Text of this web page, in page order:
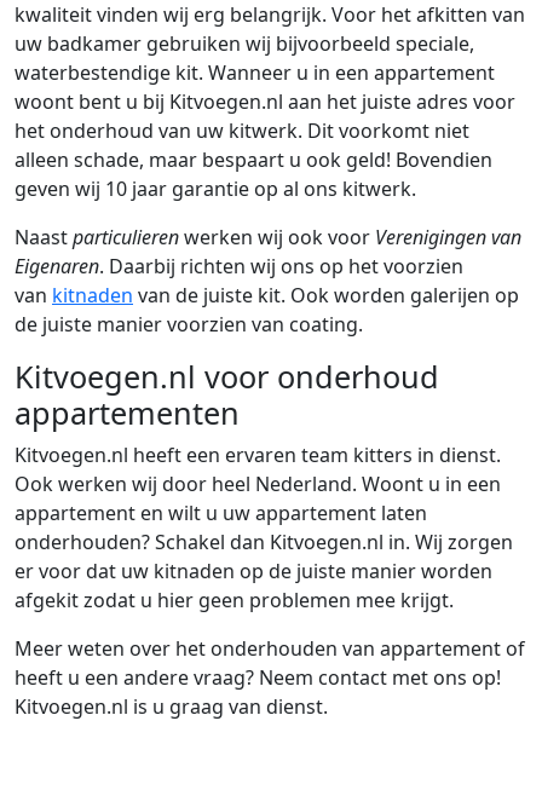
kwaliteit vinden wij erg belangrijk. Voor het afkitten van
uw badkamer gebruiken wij bijvoorbeeld speciale,
waterbestendige kit. Wanneer u in een appartement
woont bent u bij Kitvoegen.nl aan het juiste adres voor
het onderhoud van uw kitwerk. Dit voorkomt niet
alleen schade, maar bespaart u ook geld! Bovendien
geven wij 10 jaar garantie op al ons kitwerk.
Naastparticulierenwerken wij ook voor Verenigingen van
Eigenaren. Daarbij richten wij ons op het voorzien
van kitnaden van de juiste kit. Ook worden galerijen op
de juiste manier voorzien van coating.
Kitvoegen.nl voor onderhoud
appartementen
Kitvoegen.nl heeft een ervaren team kitters in dienst.
Ook werken wij door heel Nederland. Woont u in een
appartement en wilt u uw appartement laten
onderhouden? Schakel dan Kitvoegen.nl in. Wij zorgen
er voor dat uw kitnaden op de juiste manier worden
afgekit zodat u hier geen problemen mee krijgt.
Meer weten over het onderhouden van appartement of
heeft u een andere vraag? Neem contact met ons op!
Kitvoegen.nl is u graag van dienst.